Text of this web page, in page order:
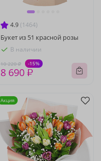
4.9 (1464)
Букет из 51 красной розы
В наличии
10 220 ₽ -15%
8 690 ₽
Акция